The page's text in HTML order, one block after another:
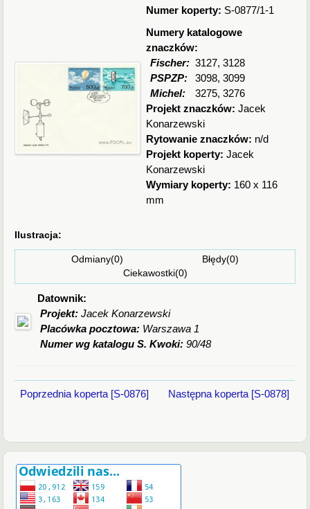
Numer koperty: S-0877/1-1
Numery katalogowe
znaczków:
Fischer: 3127, 3128
PSPZP:
3098, 3099
Michel:
3275, 3276
Projekt znaczków:Jacek
Konarzewski
Rytowanie znaczków: n/d
Projekt koperty:Jacek
Konarzewski
Wymiary koperty: 160 x 116
mm
Ilustracja:
Odmiany(0) Błędy(0)
Ciekawostki(0)
Datownik:
Projekt:Jacek Konarzewski
Placówka pocztowa: Warszawa 1
Numer wg katalogu S. Kwoki:90/48
Poprzednia koperta [S-0876] Następna koperta [S-0878]